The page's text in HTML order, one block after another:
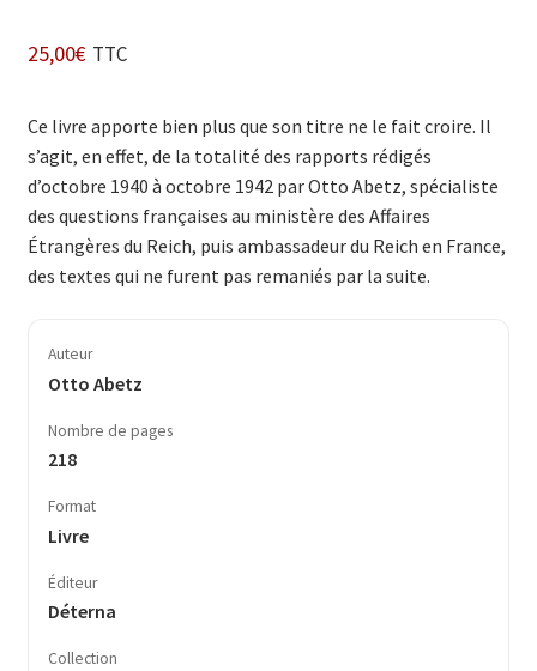
25,00€ TTC
Ce livre apporte bien plus que son titre ne le fait croire. Il
s’agit, en effet, de la totalité des rapports rédigés
d’octobre 1940 à octobre 1942 par Otto Abetz, spécialiste
des questions françaises au ministère des Affaires
Étrangères du Reich, puis ambassadeur du Reich en France,
des textes qui ne furent pas remaniés par la suite.
Auteur
Otto Abetz
Nombre de pages
218
Format
Livre
Éditeur
Déterna
Collection